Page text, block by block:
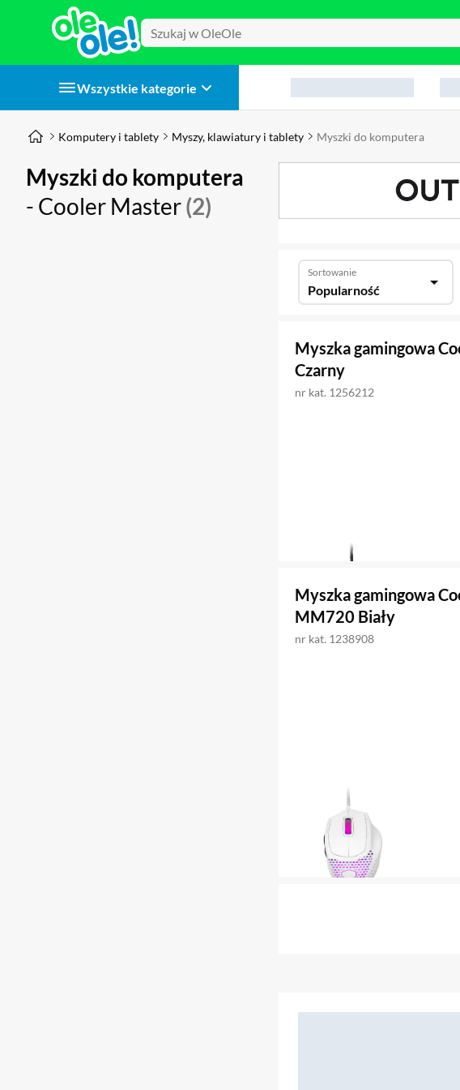
Wszystkie kategorie
Komputery i tablety Myszy, klawiatury i tablety Myszki do komputera
Myszki do komputera
- Cooler Master(2)
Sortowanie
Popularność
Myszka gamingowa
Czarny
nr kat. 1256212
Myszka gamingowa
MM720 Biały
nr kat. 1238908